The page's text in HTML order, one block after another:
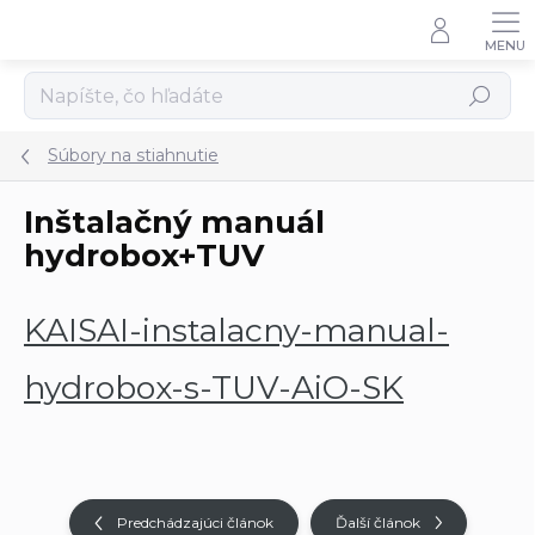
Hľadať
Súbory na stiahnutie
Inštalačný manuál
hydrobox+TUV
KAISAI-instalacny-manual-
hydrobox-s-TUV-AiO-SK
Predchádzajúci článok Ďalší článok